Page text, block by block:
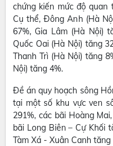
chứng kiến mức độ quan
Cụ thể, Đông Anh (Hà
67%, Gia Lâm (Hà Nội)
Quốc Oai (Hà Nội) tăng
Thanh Trì (Hà Nội) tăng
Nội) tăng 4%.
Đề án quy hoạch sông
tại một số khu vực ven
291%, các bãi Hoàng
bãi Long Biên – Cự Khối
Tàm Xá - Xuân Canh tăng